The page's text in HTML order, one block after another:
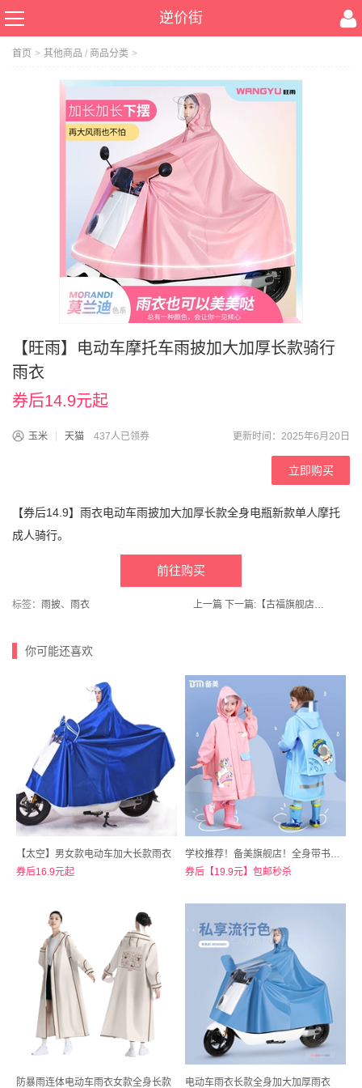
逆价街
首页 > 其他商品 / 商品分类 >
【旺雨】电动车摩托车雨披加大加厚长款骑行
雨衣
券后14.9元起
玉米 天猫 437人已领券 更新时间：2025年6月20日
立即购买
【券后14.9】雨衣电动车雨披加大加厚长款全身电瓶新款单人摩托
成人骑行。
前往购买
标签： 雨披、 雨衣 上一篇 下一篇: 【古福旗舰店】混合芝麻酱350g*2瓶
你可能还喜欢
【太空】男女款电动车加大长款雨衣
券后16.9元起
学校推荐！备美旗舰店！全身带书包位儿童雨衣
券后【19.9元】包邮秒杀
防暴雨连体电动车雨衣女款全身长款 电动车雨衣长款全身加大加厚雨衣